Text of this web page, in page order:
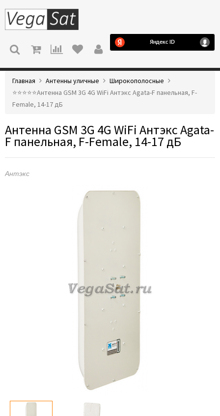
МЕНЮ
Главная Антенны уличные
Широкополосные
⭐️⭐️⭐️⭐️⭐️Антенна GSM 3G 4G WiFi Антэкс Agata-F панельная, F-
Female, 14-17 дБ
Антенна GSM 3G 4G WiFi Антэкс Agata-
F панельная, F-Female, 14-17 дБ
Антэкс